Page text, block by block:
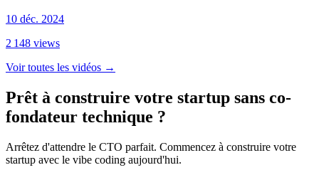
10 déc. 2024
2 148 views
Voir toutes les vidéos →
Prêt à construire votre startup sans co-
fondateur technique ?
Arrêtez d'attendre le CTO parfait. Commencez à construire votre
startup avec le vibe coding aujourd'hui.